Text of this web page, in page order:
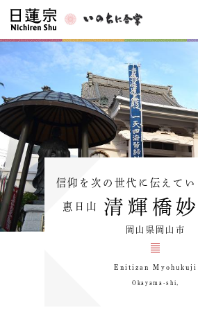
信仰を次の世代に伝えて
惠日山 清輝橋
岡山県岡山市
Enitizan Myohukuji
Okayama-shi,